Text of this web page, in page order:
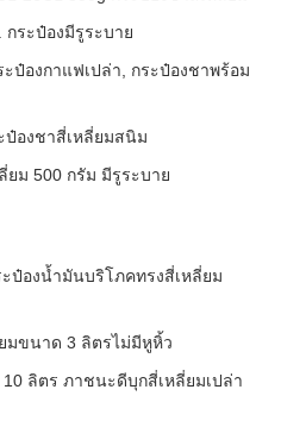
ระป๋องมีรูระบาย
ะป๋องกาแฟเปล่า, กระป๋องชาพร้อม
ป๋องชาสี่เหลี่ยมสนิม
ยม 500 กรัม มีรูระบาย
ป๋องน้ำมันบริโภคทรงสี่เหลี่ยม
มขนาด 3 ลิตรไม่มีหูหิ้ว
ลิตร ภาชนะดีบุกสี่เหลี่ยมเปล่า